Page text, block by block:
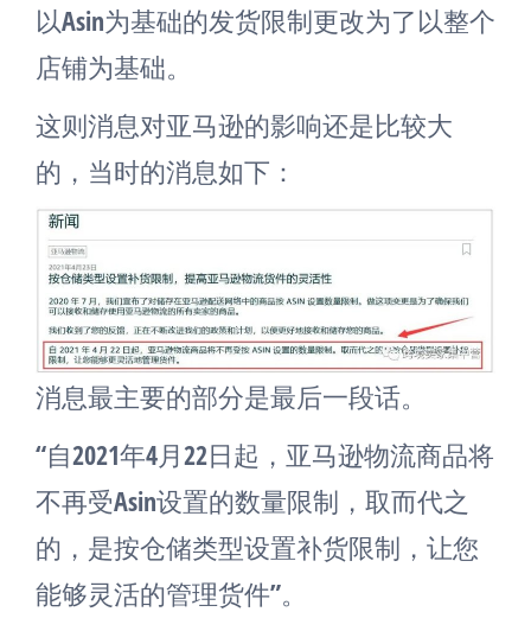
以Asin为基础的发货限制更改为了以整个
店铺为基础。
这则消息对亚马逊的影响还是比较大
的，当时的消息如下：
消息最主要的部分是最后一段话。
“自2021年4月22日起，亚马逊物流商品将
不再受Asin设置的数量限制，取而代之
的，是按仓储类型设置补货限制，让您
能够灵活的管理货件”。